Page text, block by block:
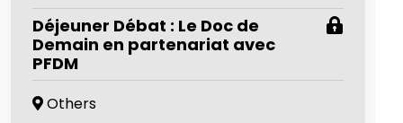
Déjeuner Débat : Le Doc de
Demain en partenariat avec
PFDM
Others